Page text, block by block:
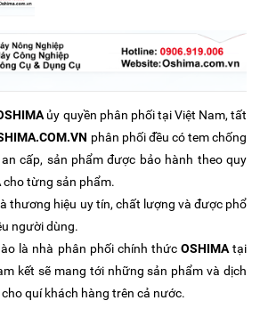
ủy quyền phân phối tại Việt Nam, tất
phân phối đều có tem chống
cấp, sản phẩm được bảo hành theo quy
cho từng sản phẩm.
thương hiệu uy tín, chất lượng và được phổ
người dùng.
là nhà phân phối chính thức OSHIMAtại
kết sẽ mang tới những sản phẩm và dịch
quí khách hàng trên cả nước.